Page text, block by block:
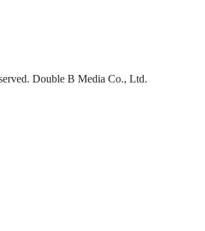
Double B Media Co., Ltd.